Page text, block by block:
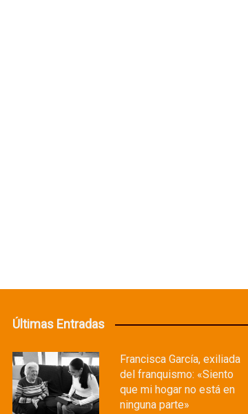
Últimas Entradas
Francisca García, exiliada
del franquismo: «Siento
que mi hogar no está en
ninguna parte»